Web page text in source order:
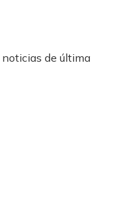
de última